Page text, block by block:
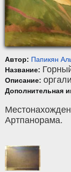
Автор: Папикян
Название:
Описание:
Дополнительная
Артпанорама.